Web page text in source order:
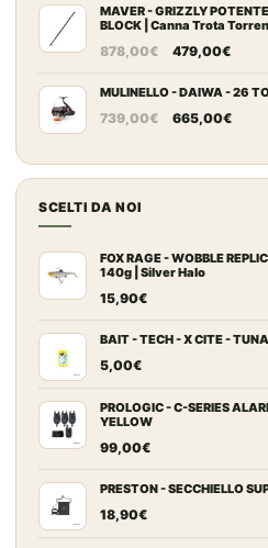
originale
era:
987,00€.
è:
MAVER - GRIZZLY
BLOCK | Canna Trota
878,00€
Il
originale
era:
479,00€Il
è:
MULINELLO - DAIWA - 26
739,00€
Il
originale
era:
665,00€Il
è:
SCELTI DA NOI
FOX RAGE - WOBBLE
140g | Silver Halo
15,90€
BAIT - TECH - X CITE -
5,00€
PROLOGIC - C-SERIES
YELLOW
99,00€
PRESTON - SECCHIELLO
18,90€